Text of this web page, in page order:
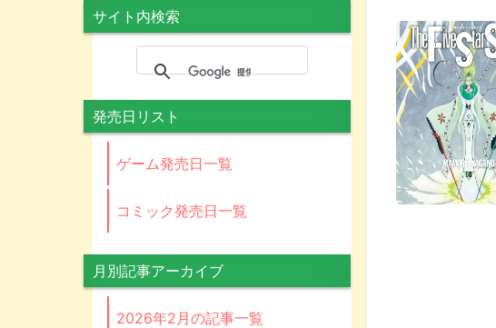
サイト内検索
発売日リスト
ゲーム発売日一覧
コミック発売日一覧
月別記事アーカイブ
2026年2月の記事一覧